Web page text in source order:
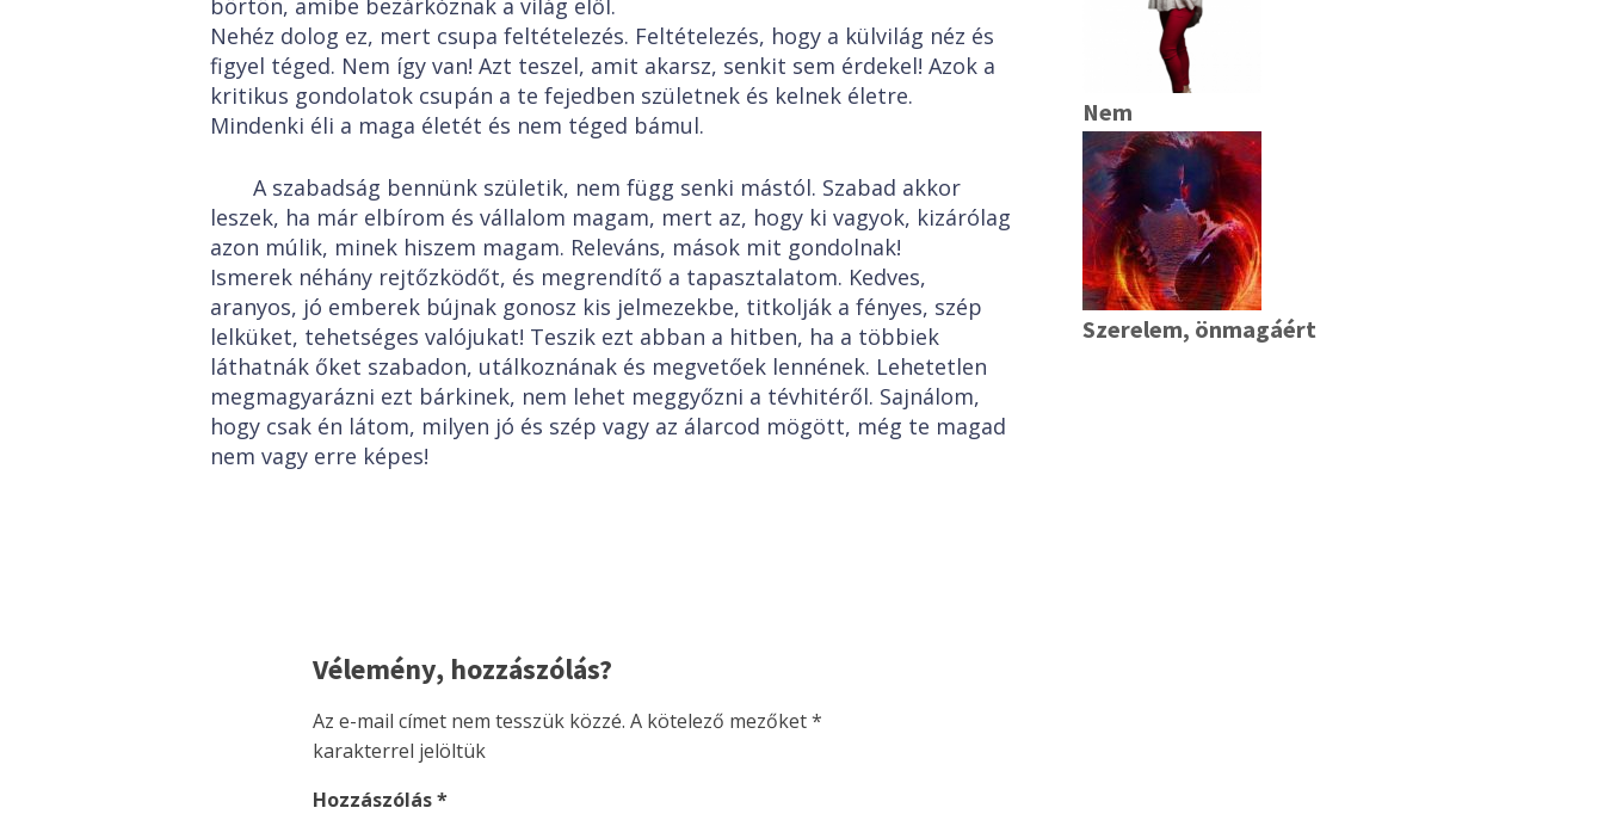
börtön, amibe bezárkóznak a világ elől.
Nehéz dolog ez, mert csupa feltételezés. Feltételezés, hogy a külvilág néz és
figyel téged. Nem így van! Azt teszel, amit akarsz, senkit sem érdekel! Azok a
kritikus gondolatok csupán a te fejedben születnek és kelnek életre.
Mindenki éli a maga életét és nem téged bámul.
A szabadság bennünk születik, nem függ senki mástól. Szabad akkor
leszek, ha már elbírom és vállalom magam, mert az, hogy ki vagyok, kizárólag
azon múlik, minek hiszem magam. Releváns, mások mit gondolnak!
Ismerek néhány rejtőzködőt, és megrendítő a tapasztalatom. Kedves,
aranyos, jó emberek bújnak gonosz kis jelmezekbe, titkolják a fényes, szép
lelküket, tehetséges valójukat! Teszik ezt abban a hitben, ha a többiek
láthatnák őket szabadon, utálkoznának és megvetőek lennének. Lehetetlen
megmagyarázni ezt bárkinek, nem lehet meggyőzni a tévhitéről. Sajnálom,
hogy csak én látom, milyen jó és szép vagy az álarcod mögött, még te magad
nem vagy erre képes!
Vélemény, hozzászólás?
Az e-mail címet nem tesszük közzé. A kötelező mezőket*
karakterrel jelöltük
Hozzászólás*
Nem
Szerelem, önmagáért